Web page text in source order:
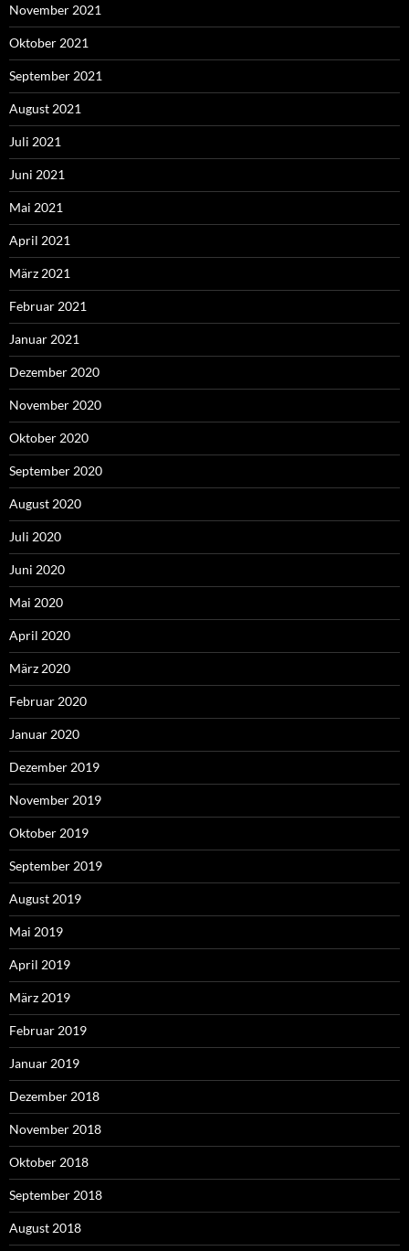
November 2021
Oktober 2021
September 2021
August 2021
Juli 2021
Juni 2021
Mai 2021
April 2021
März 2021
Februar 2021
Januar 2021
Dezember 2020
November 2020
Oktober 2020
September 2020
August 2020
Juli 2020
Juni 2020
Mai 2020
April 2020
März 2020
Februar 2020
Januar 2020
Dezember 2019
November 2019
Oktober 2019
September 2019
August 2019
Mai 2019
April 2019
März 2019
Februar 2019
Januar 2019
Dezember 2018
November 2018
Oktober 2018
September 2018
August 2018